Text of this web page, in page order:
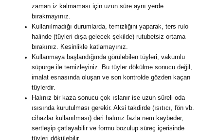
zaman iz kalmaması için uzun süre aynı yerde
bırakmayınız.
Kullanılmadığı durumlarda, temizliğini yaparak, ters rulo
halinde (tüyleri dışa gelecek şekilde) rutubetsiz ortama
bırakınız. Kesinlikle katlamayınız.
Kullanmaya başlandığında görülebilen tüyleri, vakumlu
süpürge ile temizleyiniz. Bu tüyler dökülme sonucu değil,
imalat esnasında oluşan ve son kontrolde gözden kaçan
tüylerdir.
Halınız bir kaza sonucu çok ıslanır ise uzun süreli oda
ısısında kurutulması gerekir. Aksi takdirde (ısıtıcı, fön vb.
cihazlar kullanılması) deri halınız fazla nem kaybeder,
sertleşip çatlayabilir ve formu bozulup süreç içerisinde
tüyleri dökülebilir.